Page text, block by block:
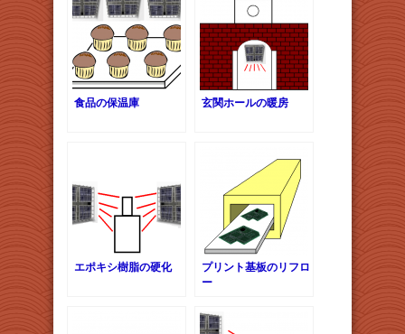
食品の保温庫 玄関ホールの暖房
エポキシ樹脂の硬化
プリント基板のリフロ
ー